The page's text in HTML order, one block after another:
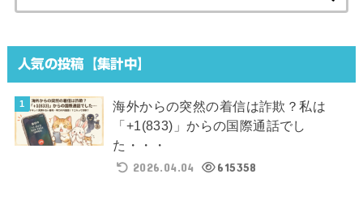
索:
人気の投稿【集計中】
海外からの突然の着信は詐欺？私は
「+1(833)」からの国際通話でし
た・・・
2026.04.04
615358